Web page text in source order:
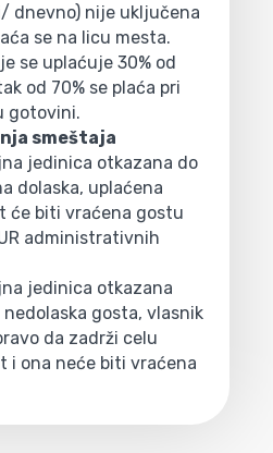
dnevno) nije uključena
se na licu mesta.
se uplaćuje 30% od
od 70% se plaća pri
gotovini.
smeštaja
jedinica otkazana do
dolaska, uplaćena
će biti vraćena gostu
administrativnih
jedinica otkazana
gosta, vlasnik
da zadrži celu
i ona neće biti vraćena